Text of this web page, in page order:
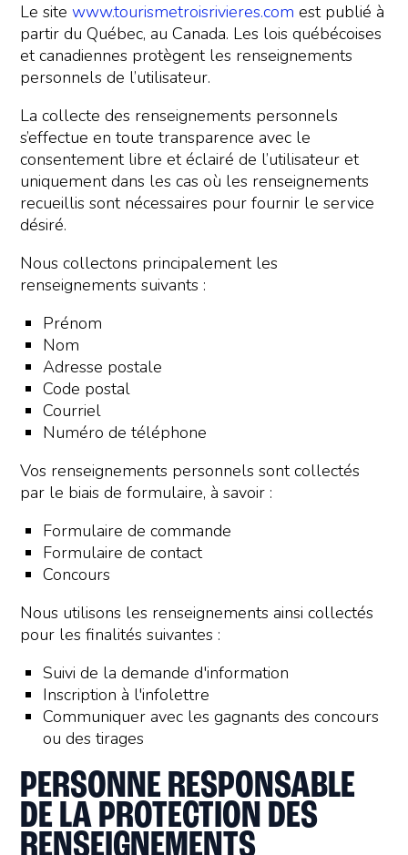
Le sitewww.tourismetroisrivieres.com est publié à
partir du Québec, au Canada. Les lois québécoises
et canadiennes protègent les renseignements
personnels de l’utilisateur.
La collecte des renseignements personnels
s’effectue en toute transparence avec le
consentement libre et éclairé de l’utilisateur et
uniquement dans les cas où les renseignements
recueillis sont nécessaires pour fournir le service
désiré.
Nous collectons principalement les
renseignements suivants :
Prénom
Nom
Adresse postale
Code postal
Courriel
Numéro de téléphone
Vos renseignements personnels sont collectés
par le biais de formulaire, à savoir :
Formulaire de commande
Formulaire de contact
Concours
Nous utilisons les renseignements ainsi collectés
pour les finalités suivantes :
Suivi de la demande d'information
Inscription à l'infolettre
Communiquer avec les gagnants des concours
ou des tirages
PERSONNE RESPONSABLE
DE LA PROTECTION DES